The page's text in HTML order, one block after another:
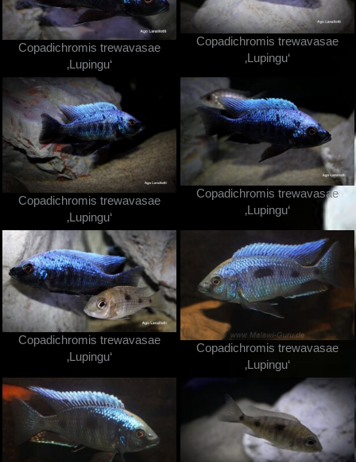
Copadichromis trewavasae
‚Lupingu‘
Copadichromis trewavasae
‚Lupingu‘
Copadichromis trewavasae
‚Lupingu‘
Copadichromis trewavasae
‚Lupingu‘
Copadichromis trewavasae
‚Lupingu‘
Copadichromis trewavasae
‚Lupingu‘